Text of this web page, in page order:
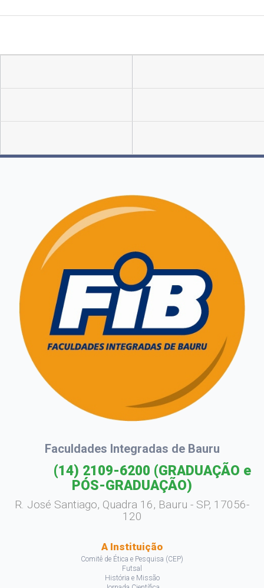
Faculdades Integradas de Bauru
(14) 2109-6200 (GRADUAÇÃO e
PÓS-GRADUAÇÃO)
R. José Santiago, Quadra 16, Bauru - SP, 17056-
120
A Instituição
Comitê de Ética e Pesquisa (CEP)
Futsal
História e Missão